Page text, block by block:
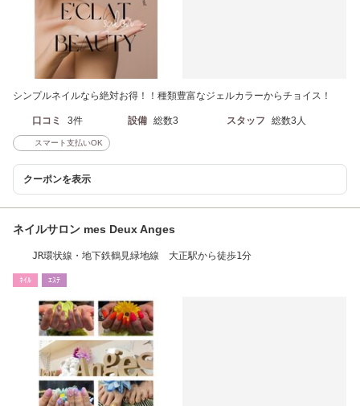
シンプルネイルなら絶対お得！！種類豊富なジェルカラーからチョイス！
口コミ 3件 設備 総数3 スタッフ 総数3人
スマート支払いOK
クーポンを表示
ネイルサロン mes Deux Anges
JR環状線・地下鉄鶴見緑地線 大正駅から徒歩1分
ﾈｲﾙ ｴｽﾃ